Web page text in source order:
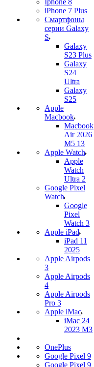
Iphone 8
iPhone 7 Plus
Смартфоны
серии Galaxy
S
Galaxy
S23 Plus
Galaxy
S24
Ultra
Galaxy
S25
Apple
Macbook
Macbook
Air 2026
M5 13
Apple Watch
Apple
Watch
Ultra 2
Google Pixel
Watch
Google
Pixel
Watch 3
Apple iPad
iPad 11
2025
Apple Airpods
3
Apple Airpods
4
Apple Airpods
Pro 3
Apple iMac
iMac 24
2023 M3
OnePlus
Google Pixel 9
Google Pixel 9